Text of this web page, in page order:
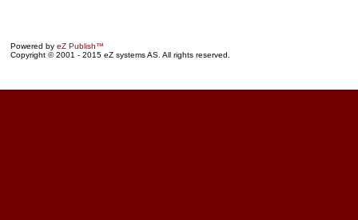
Powered by eZ Publish™
Copyright © 2001 - 2015 eZ systems AS. All rights reserved.